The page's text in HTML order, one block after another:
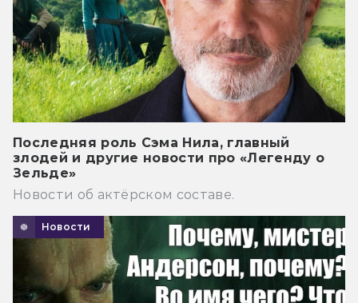
Последняя роль Сэма Нила, главный
злодей и другие новости про «Легенду о
Зельде»
Новости об актёрском составе.
Новости